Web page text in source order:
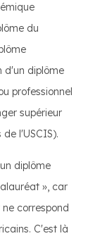
du
d'un diplôme
professionnel
supérieur
l'USCIS).
diplôme
», car
correspond
C'est là